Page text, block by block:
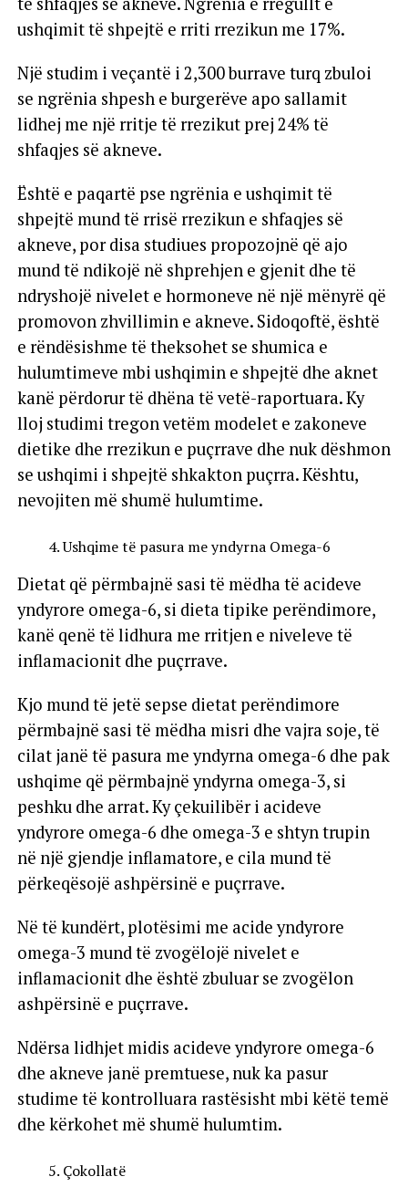
ushqimit të shpejtë e rriti rrezikun me 17%.
Një studim i veçantë i 2,300 burrave turq zbuloi
se ngrënia shpesh e burgerëve apo sallamit
lidhej me një rritje të rrezikut prej 24% të
shfaqjes së akneve.
Është e paqartë pse ngrënia e ushqimit të
shpejtë mund të rrisë rrezikun e shfaqjes së
akneve, por disa studiues propozojnë që ajo
mund të ndikojë në shprehjen e gjenit dhe të
ndryshojë nivelet e hormoneve në një mënyrë që
promovon zhvillimin e akneve. Sidoqoftë, është
e rëndësishme të theksohet se shumica e
hulumtimeve mbi ushqimin e shpejtë dhe aknet
kanë përdorur të dhëna të vetë-raportuara. Ky
lloj studimi tregon vetëm modelet e zakoneve
dietike dhe rrezikun e puçrrave dhe nuk dëshmon
se ushqimi i shpejtë shkakton puçrra. Kështu,
nevojiten më shumë hulumtime.
Ushqime të pasura me yndyrna Omega-6
Dietat që përmbajnë sasi të mëdha të acideve
yndyrore omega-6, si dieta tipike perëndimore,
kanë qenë të lidhura me rritjen e niveleve të
inflamacionit dhe puçrrave.
Kjo mund të jetë sepse dietat perëndimore
përmbajnë sasi të mëdha misri dhe vajra soje, të
cilat janë të pasura me yndyrna omega-6 dhe pak
ushqime që përmbajnë yndyrna omega-3, si
peshku dhe arrat. Ky çekuilibër i acideve
yndyrore omega-6 dhe omega-3 e shtyn trupin
në një gjendje inflamatore, e cila mund të
përkeqësojë ashpërsinë e puçrrave.
Në të kundërt, plotësimi me acide yndyrore
omega-3 mund të zvogëlojë nivelet e
inflamacionit dhe është zbuluar se zvogëlon
ashpërsinë e puçrrave.
Ndërsa lidhjet midis acideve yndyrore omega-6
dhe akneve janë premtuese, nuk ka pasur
studime të kontrolluara rastësisht mbi këtë temë
dhe kërkohet më shumë hulumtim.
Çokollatë